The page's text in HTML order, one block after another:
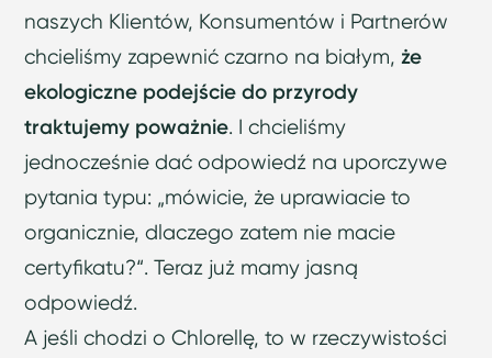
naszych Klientów, Konsumentów i Partnerów
chcieliśmy zapewnić czarno na białym,że
ekologiczne podejście do przyrody
traktujemy poważnie. I chcieliśmy
jednocześnie dać odpowiedź na uporczywe
pytania typu: „mówicie, że uprawiacie to
organicznie, dlaczego zatem nie macie
certyfikatu?“. Teraz już mamy jasną
odpowiedź.
A jeśli chodzi o Chlorellę, to w rzeczywistości